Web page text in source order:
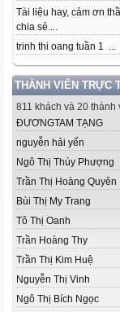
Tài liệu hay, cảm ơn
chia sẻ....
trinh thi oang tuần 1 ...
THÀNH VIÊN TRỰC
811 khách và 20 thành
ĐƯƠNGTAM TẠNG
nguyễn hải yến
Ngô Thị Thúy Phượng
Trần Thị Hoàng Quyên
Bùi Thị My Trang
Tô Thị Oanh
Trần Hoàng Thy
Trần Thị Kim Huệ
Nguyễn Thị Vinh
Ngô Thị Bích Ngọc